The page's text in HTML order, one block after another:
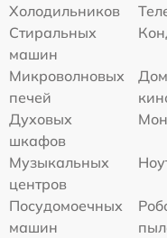
Холодильников
Стиральных
машин
Микроволновых
печей
Духовых
шкафов
Музыкальных
центров
Посудомоечных
машин